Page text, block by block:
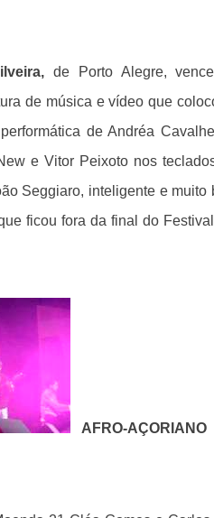
de Porto Alegre,
de música e vídeo que
de Andréa
e Vitor Peixoto nos
Seggiaro, inteligente e
ficou fora da final do
AFRO-AÇORIANO